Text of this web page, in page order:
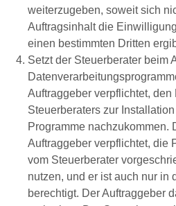
weiterzugeben, soweit sich
Auftragsinhalt die
einen bestimmten Dritten
Setzt der Steuerberater beim
Auftraggeber verpflichtet,
Steuerberaters zur
Programme nachzukommen.
Auftraggeber verpflichtet, die
vom Steuerberater
nutzen, und er ist auch nur in
berechtigt. Der Auftraggeber